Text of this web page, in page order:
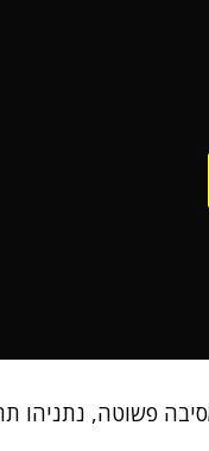
פשוטה, נתניהו